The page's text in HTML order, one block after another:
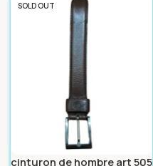
SOLD OUT
cinturon de hombre art 505